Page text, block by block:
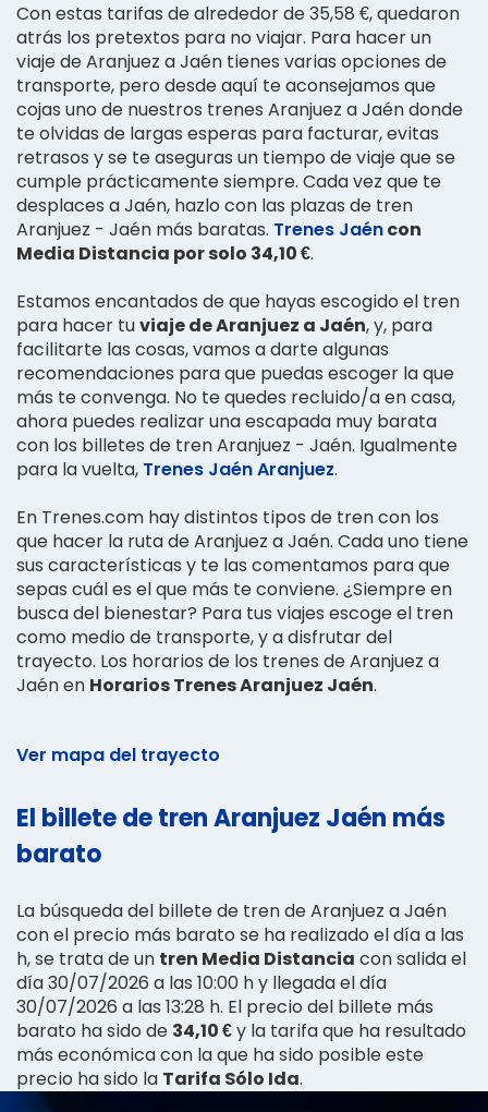
Con estas tarifas de alrededor de 35,58 €, quedaron
atrás los pretextos para no viajar. Para hacer un
viaje de Aranjuez a Jaén tienes varias opciones de
transporte, pero desde aquí te aconsejamos que
cojas uno de nuestros trenes Aranjuez a Jaén donde
te olvidas de largas esperas para facturar, evitas
retrasos y se te aseguras un tiempo de viaje que se
cumple prácticamente siempre. Cada vez que te
desplaces a Jaén, hazlo con las plazas de tren
Aranjuez - Jaén más baratas. Trenes Jaéncon
Media Distancia por solo 34,10 €.
Estamos encantados de que hayas escogido el tren
para hacer tuviaje de Aranjuez a Jaén, y, para
facilitarte las cosas, vamos a darte algunas
recomendaciones para que puedas escoger la que
más te convenga. No te quedes recluido/a en casa,
ahora puedes realizar una escapada muy barata
con los billetes de tren Aranjuez - Jaén. Igualmente
para la vuelta, Trenes Jaén Aranjuez.
En Trenes.com hay distintos tipos de tren con los
que hacer la ruta de Aranjuez a Jaén. Cada uno tiene
sus características y te las comentamos para que
sepas cuál es el que más te conviene. ¿Siempre en
busca del bienestar? Para tus viajes escoge el tren
como medio de transporte, y a disfrutar del
trayecto. Los horarios de los trenes de Aranjuez a
Jaén en Horarios Trenes Aranjuez Jaén.
Ver mapa del trayecto
El billete de tren Aranjuez Jaén más
barato
La búsqueda del billete de tren de Aranjuez a Jaén
con el precio más barato se ha realizado el día a las
h, se trata de un tren Media Distancia con salida el
día 30/07/2026 a las 10:00 h y llegada el día
30/07/2026 a las 13:28 h. El precio del billete más
barato ha sido de 34,10 €y la tarifa que ha resultado
más económica con la que ha sido posible este
precio ha sido la Tarifa Sólo Ida.